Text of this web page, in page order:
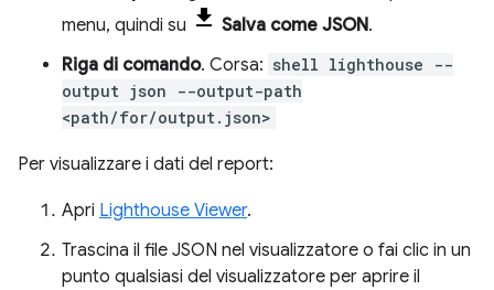
menu, quindi su
Salva come JSON.
Riga di comando. Corsa: shell lighthouse --
output json --output-path
<path/for/output.json>
Per visualizzare i dati del report:
Apri Lighthouse Viewer.
Trascina il file JSON nel visualizzatore o fai clic in un
punto qualsiasi del visualizzatore per aprire il